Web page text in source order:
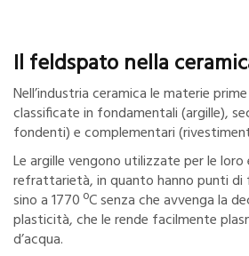
Il feldspato nella
Nell’industria ceramica le materie
classificate in fondamentali (argille),
fondenti) e complementari
Le argille vengono utilizzate per le
refrattarietà, in quanto hanno punti di
sino a 1770 ºC senza che avvenga la
plasticità, che le rende facilmente
d’acqua.